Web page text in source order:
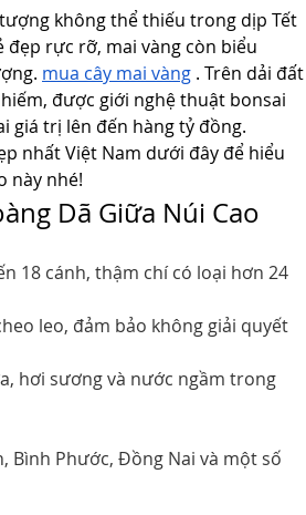
không thể thiếu trong dịp Tết
đẹp rực rỡ, mai vàng còn biểu
mua cây mai vàng . Trên dải đất
được giới nghệ thuật bonsai
giá trị lên đến hàng tỷ đồng.
nhất Việt Nam dưới đây để hiểu
này nhé!
Dã Giữa Núi Cao
18 cánh, thậm chí có loại hơn 24
leo, đảm bảo không giải quyết
hơi sương và nước ngầm trong
Bình Phước, Đồng Nai và một số